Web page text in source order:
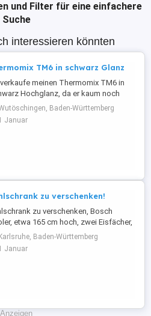
und Filter für eine einfachere
Suche
interessieren könnten
TM6 in schwarz Glanz
meinen Thermomix TM6 in
Hochglanz, da er kaum noch
wird. Das Gerät ist ca. 3 Jahre alt,
sich in sehr gutem, gepflegtem
und funktioniert einwandfrei. Im
Baden-Württemberg
Januar
zu verschenken!
zu verschenken, Bosch
etwa 165 cm hoch, zwei Eisfächer,
funktionsfähig, brummt manchmal
Türgummis teilweise von außen
eingerissen. Hat aber keine
Karlsruhe, Baden-Württemberg
Januar
Anzeigen